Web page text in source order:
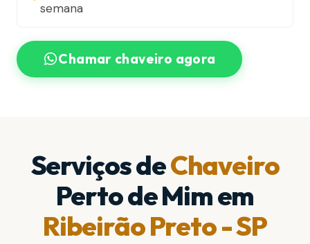
semana
Chamar chaveiro agora
Serviços deChaveiro
Perto de Mim em
Ribeirão Preto - SP